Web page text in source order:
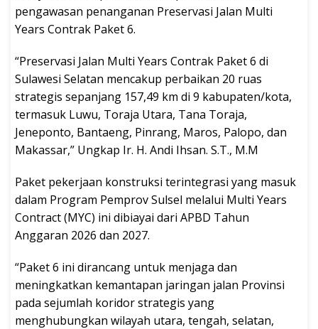
pengawasan penanganan Preservasi Jalan Multi
Years Contrak Paket 6.
“Preservasi Jalan Multi Years Contrak Paket 6 di
Sulawesi Selatan mencakup perbaikan 20 ruas
strategis sepanjang 157,49 km di 9 kabupaten/kota,
termasuk Luwu, Toraja Utara, Tana Toraja,
Jeneponto, Bantaeng, Pinrang, Maros, Palopo, dan
Makassar,” Ungkap Ir. H. Andi Ihsan. S.T., M.M
Paket pekerjaan konstruksi terintegrasi yang masuk
dalam Program Pemprov Sulsel melalui Multi Years
Contract (MYC) ini dibiayai dari APBD Tahun
Anggaran 2026 dan 2027.
“Paket 6 ini dirancang untuk menjaga dan
meningkatkan kemantapan jaringan jalan Provinsi
pada sejumlah koridor strategis yang
menghubungkan wilayah utara, tengah, selatan,